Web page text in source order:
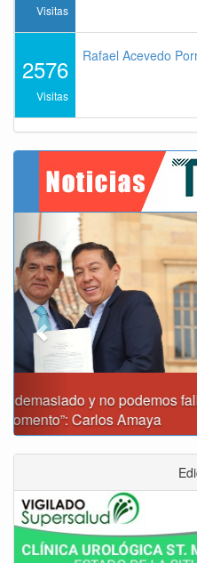
Visitas
2576
Visitas
Rafael Acevedo
Tunja prohibirá este
drones y
Previous